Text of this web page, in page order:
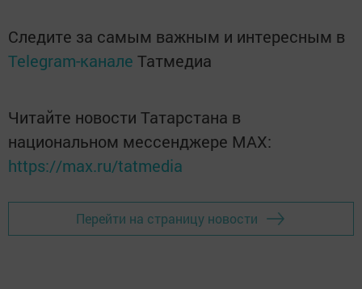
Следите за самым важным и интересным в
Telegram-канале Татмедиа
Читайте новости Татарстана в
национальном мессенджере MАХ:
https://max.ru/tatmedia
Перейти на страницу новости